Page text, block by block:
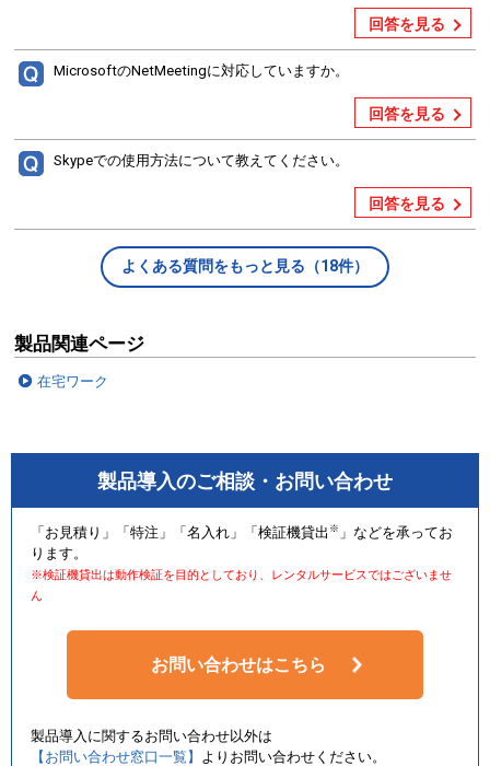
回答を見る
MicrosoftのNetMeetingに対応していますか。
回答を見る
Skypeでの使用方法について教えてください。
回答を見る
よくある質問をもっと見る（18件）
製品関連ページ
在宅ワーク
製品導入のご相談・お問い合わせ
「お見積り」「特注」「名入れ」「検証機貸出 ※ 」などを承ってお
ります。
※検証機貸出は動作検証を目的としており、レンタルサービスではございませ
ん
お問い合わせはこちら
製品導入に関するお問い合わせ以外は
【お問い合わせ窓口一覧】
よりお問い合わせください。